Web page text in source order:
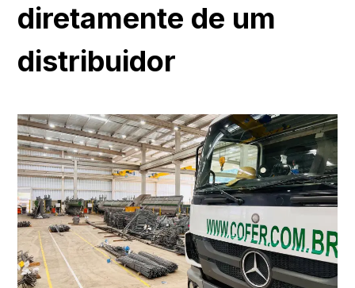
diretamente de um
distribuidor